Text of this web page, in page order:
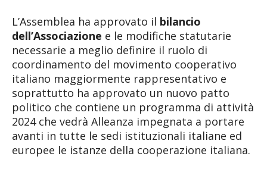
L’Assemblea ha approvato il bilancio
dell’Associazione e le modifiche statutarie
necessarie a meglio definire il ruolo di
coordinamento del movimento cooperativo
italiano maggiormente rappresentativo e
soprattutto ha approvato un nuovo patto
politico che contiene un programma di attività
2024 che vedrà Alleanza impegnata a portare
avanti in tutte le sedi istituzionali italiane ed
europee le istanze della cooperazione italiana.